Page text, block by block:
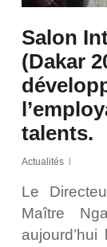
Salon
(Dakar
talents.
Actualités
Le
Maître